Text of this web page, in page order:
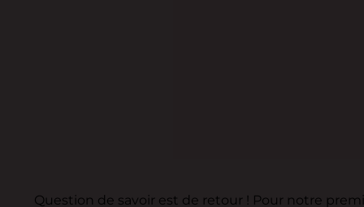
Question de savoir est de retour ! Pour notre